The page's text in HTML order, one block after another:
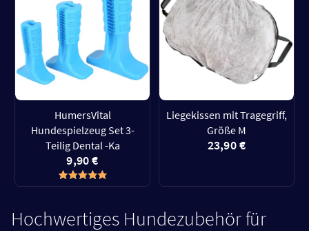
HumersVital
Hundespielzeug Set 3-
Teilig Dental -Ka
9,90 €
Liegekissen mit Tragegriff,
Größe M
23,90 €
Hochwertiges Hundezubehör für